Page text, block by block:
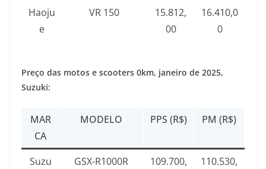
Haoju
e
VR 150
15.812,
00
16.410,0
0
Preço das motos e scooters 0km, janeiro de 2025,
Suzuki:
MAR
CA
MODELO PPS (R$) PM (R$)
Suzu
GSX-R1000R
109.700,
110.530,